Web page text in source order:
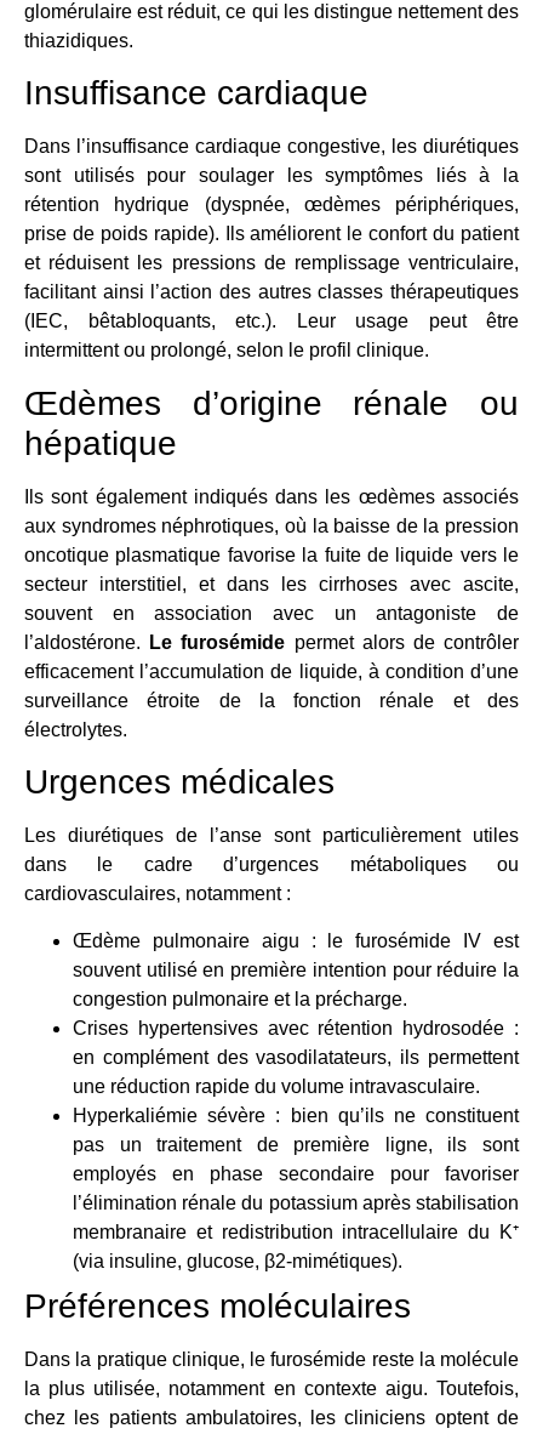
glomérulaire est réduit, ce qui les distingue nettement des
thiazidiques.
Insuffisance cardiaque
Dans l’insuffisance cardiaque congestive, les diurétiques
sont utilisés pour soulager les symptômes liés à la
rétention hydrique (dyspnée, œdèmes périphériques,
prise de poids rapide). Ils améliorent le confort du patient
et réduisent les pressions de remplissage ventriculaire,
facilitant ainsi l’action des autres classes thérapeutiques
(IEC, bêtabloquants, etc.). Leur usage peut être
intermittent ou prolongé, selon le profil clinique.
Œdèmes d’origine rénale ou
hépatique
Ils sont également indiqués dans les œdèmes associés
aux syndromes néphrotiques, où la baisse de la pression
oncotique plasmatique favorise la fuite de liquide vers le
secteur interstitiel, et dans les cirrhoses avec ascite,
souvent en association avec un antagoniste de
l’aldostérone.
Le furosémide permet alors de contrôler
efficacement l’accumulation de liquide, à condition d’une
surveillance étroite de la fonction rénale et des
électrolytes.
Urgences médicales
Les diurétiques de l’anse sont particulièrement utiles
dans le cadre d’urgences métaboliques ou
cardiovasculaires, notamment :
Œdème pulmonaire aigu : le furosémide IV est
souvent utilisé en première intention pour réduire la
congestion pulmonaire et la précharge.
Crises hypertensives avec rétention hydrosodée :
en complément des vasodilatateurs, ils permettent
une réduction rapide du volume intravasculaire.
Hyperkaliémie sévère : bien qu’ils ne constituent
pas un traitement de première ligne, ils sont
employés en phase secondaire pour favoriser
l’élimination rénale du potassium après stabilisation
membranaire et redistribution intracellulaire du K⁺
(via insuline, glucose, β2-mimétiques).
Préférences moléculaires
Dans la pratique clinique, le furosémide reste la molécule
la plus utilisée, notamment en contexte aigu. Toutefois,
chez les patients ambulatoires, les cliniciens optent de